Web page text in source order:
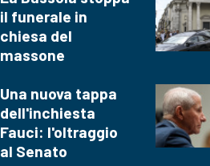
il funerale in
chiesa del
massone
Una nuova tappa
dell'inchiesta
Fauci: l'oltraggio
al Senato